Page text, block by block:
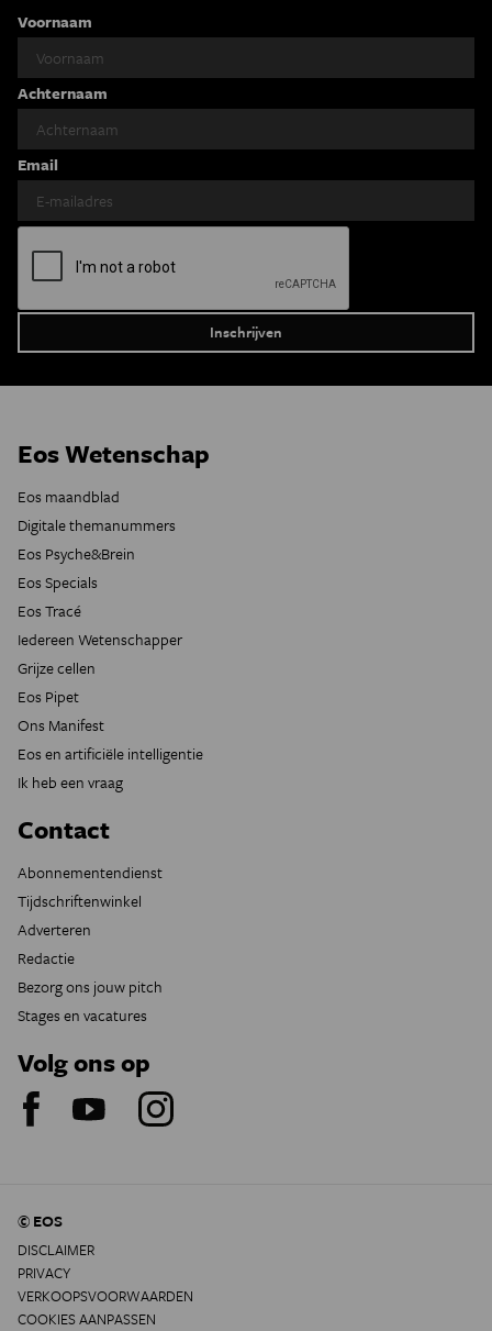
Voornaam
Achternaam
Email
Eos Wetenschap
Eos maandblad
Digitale themanummers
Eos Psyche&Brein
Eos Specials
Eos Tracé
Iedereen Wetenschapper
Grijze cellen
Eos Pipet
Ons Manifest
Eos en artificiële intelligentie
Ik heb een vraag
Contact
Abonnementendienst
Tijdschriftenwinkel
Adverteren
Redactie
Bezorg ons jouw pitch
Stages en vacatures
Volg ons op
© EOS
DISCLAIMER
PRIVACY
VERKOOPSVOORWAARDEN
COOKIES AANPASSEN